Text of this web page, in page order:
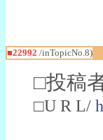
■22992 /inTopicNo.8)
□投稿
□U R L/